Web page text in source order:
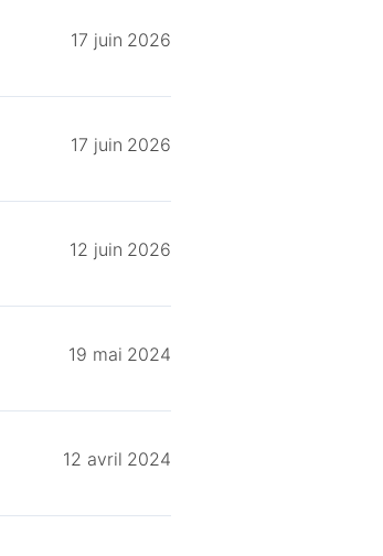
17 juin 2026
17 juin 2026
12 juin 2026
19 mai 2024
12 avril 2024